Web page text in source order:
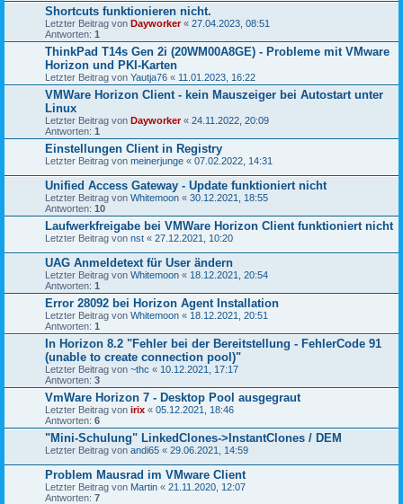
Shortcuts funktionieren nicht.
Letzter Beitrag von Dayworker« 27.04.2023, 08:51
Antworten: 1
ThinkPad T14s Gen 2i (20WM00A8GE) - Probleme mit VMware
Horizon und PKI-Karten
Letzter Beitrag von Yautja76 « 11.01.2023, 16:22
VMWare Horizon Client - kein Mauszeiger bei Autostart unter
Linux
Letzter Beitrag von Dayworker« 24.11.2022, 20:09
Antworten: 1
Einstellungen Client in Registry
Letzter Beitrag von meinerjunge « 07.02.2022, 14:31
Unified Access Gateway - Update funktioniert nicht
Letzter Beitrag von Whitemoon « 30.12.2021, 18:55
Antworten: 10
Laufwerkfreigabe bei VMWare Horizon Client funktioniert nicht
Letzter Beitrag von nst « 27.12.2021, 10:20
UAG Anmeldetext für User ändern
Letzter Beitrag von Whitemoon « 18.12.2021, 20:54
Antworten: 1
Error 28092 bei Horizon Agent Installation
Letzter Beitrag von Whitemoon « 18.12.2021, 20:51
Antworten: 1
In Horizon 8.2 "Fehler bei der Bereitstellung - FehlerCode 91
(unable to create connection pool)"
Letzter Beitrag von ~thc « 10.12.2021, 17:17
Antworten: 3
VmWare Horizon 7 - Desktop Pool ausgegraut
Letzter Beitrag von irix « 05.12.2021, 18:46
Antworten: 6
"Mini-Schulung" LinkedClones->InstantClones / DEM
Letzter Beitrag von andi65 « 29.06.2021, 14:59
Problem Mausrad im VMware Client
Letzter Beitrag von Martin « 21.11.2020, 12:07
Antworten: 7